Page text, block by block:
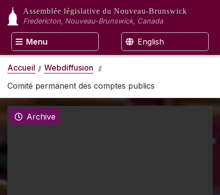
Assemblée législative du Nouveau-Brunswick
Fredericton, Nouveau-Brunswick, Canada
Menu English
Accueil
Webdiffusion
Comité permanent des comptes publics
Archive